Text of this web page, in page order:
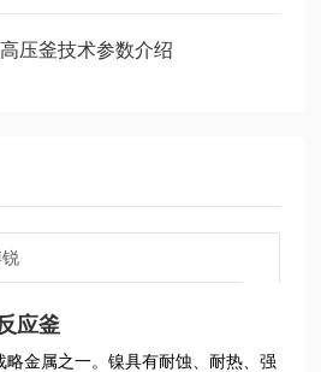
压釜技术参数介绍
应釜
金属之一。镍具有耐蚀、耐热、强